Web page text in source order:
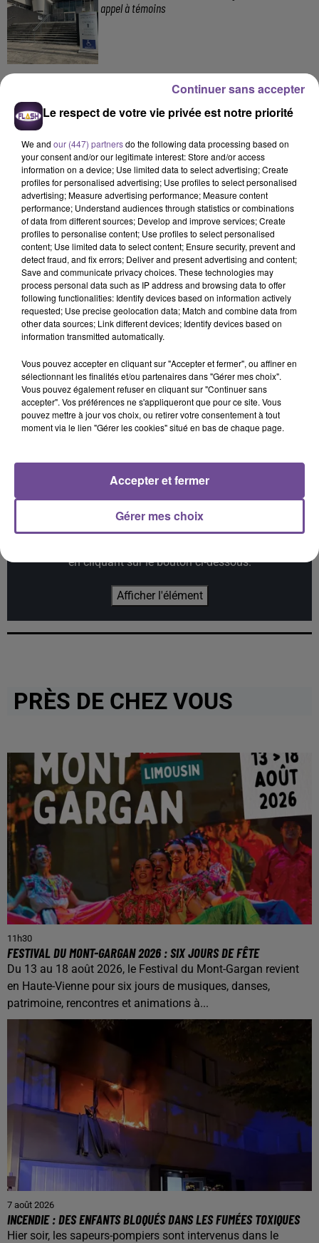
appel à témoins
DERNIERS TITRES
15h33
15h33
LUIZA
Jet Lag
15h29
15h29
PAUL CLESS FEAT BRIXX
Suavemente
15h26
15h26
JULIEN LIEB
Dis-Moi Où
15h17
15h17
MYLÈNE FARMER
C'est À Qui Le Tour
15h14
15h14
MYLES SMITH
Stargazing
15h11
15h11
TAME IMPALA
Dracula
Cet élément est masqué compte-tenu du refus du
en cliquant sur le bouton ci-dessous.
Afficher l'élément
PRÈS DE CHEZ VOUS
11h30
FESTIVAL DU MONT-GARGAN 2026 : SIX JOURS DE FÊTE
Du 13 au 18 août 2026, le Festival du Mont-Gargan revient
en Haute-Vienne pour six jours de musiques, danses,
patrimoine, rencontres et animations à...
7 août 2026
INCENDIE : DES ENFANTS BLOQUÉS DANS LES FUMÉES TOXIQUES
Hier soir, les sapeurs-pompiers sont intervenus dans le
Le respect de votre vie privée est notre priorité
We and our (447) partnersdo the following data processing based on
your consent and/or our legitimate interest: Store and/or access
information on a device; Use limited data to select advertising; Create
profiles for personalised advertising; Use profiles to select personalised
advertising; Measure advertising performance; Measure content
performance; Understand audiences through statistics or combinations
of data from different sources; Develop and improve services; Create
profiles to personalise content; Use profiles to select personalised
content; Use limited data to select content; Ensure security, prevent and
detect fraud, and fix errors; Deliver and present advertising and content;
Save and communicate privacy choices. These technologies may
process personal data such as IP address and browsing data to offer
following functionalities: Identify devices based on information actively
requested; Use precise geolocation data; Match and combine data from
other data sources; Link different devices; Identify devices based on
information transmitted automatically.
Vous pouvez accepter en cliquant sur "Accepter et fermer", ou affiner en
sélectionnant les finalités et/ou partenaires dans "Gérer mes choix".
Vous pouvez également refuser en cliquant sur "Continuer sans
accepter". Vos préférences ne s'appliqueront que pour ce site. Vous
pouvez mettre à jour vos choix, ou retirer votre consentement à tout
moment via le lien "Gérer les cookies" situé en bas de chaque page.
Gérer mes choix
Accepter et fermer
Continuer sans accepter